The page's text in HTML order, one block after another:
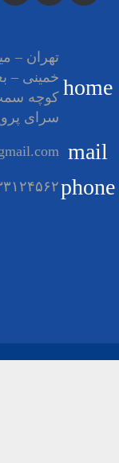
home
تهران –
خمینی –
سرای
mail
phone